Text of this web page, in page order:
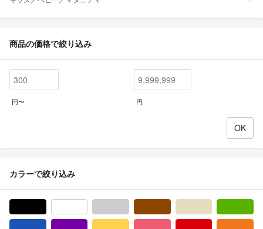
商品の価格で絞り込み
円〜 円
カラーで絞り込み